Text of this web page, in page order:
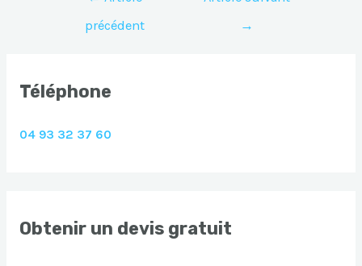
l’articleprécédent
→
Téléphone
04 93 32 37 60
Obtenir un devis gratuit